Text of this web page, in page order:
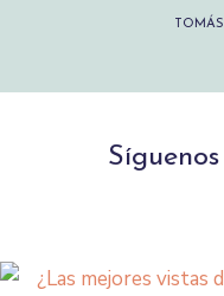
TOMÁS
Síguenos